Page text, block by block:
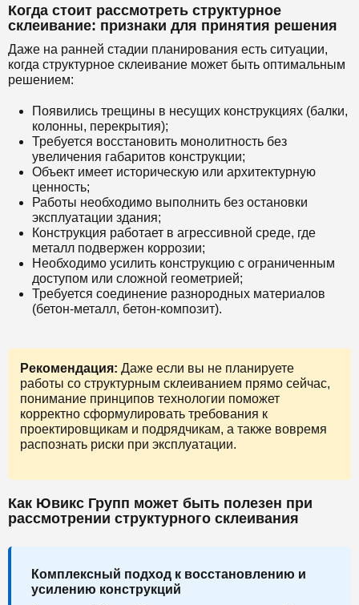
Когда стоит рассмотреть структурное
склеивание: признаки для принятия решения
Даже на ранней стадии планирования есть ситуации,
когда структурное склеивание может быть оптимальным
решением:
Появились трещины в несущих конструкциях (балки,
колонны, перекрытия);
Требуется восстановить монолитность без
увеличения габаритов конструкции;
Объект имеет историческую или архитектурную
ценность;
Работы необходимо выполнить без остановки
эксплуатации здания;
Конструкция работает в агрессивной среде, где
металл подвержен коррозии;
Необходимо усилить конструкцию с ограниченным
доступом или сложной геометрией;
Требуется соединение разнородных материалов
(бетон-металл, бетон-композит).
Рекомендация: Даже если вы не планируете
работы со структурным склеиванием прямо сейчас,
понимание принципов технологии поможет
корректно сформулировать требования к
проектировщикам и подрядчикам, а также вовремя
распознать риски при эксплуатации.
Как Ювикс Групп может быть полезен при
рассмотрении структурного склеивания
Комплексный подход к восстановлению и
усилению конструкций